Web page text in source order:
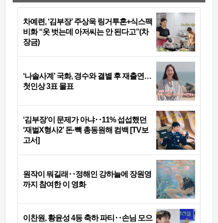
차예련, ‘김부장’ 주상욱 링거투혼+식스팩
비화 “옷 벗는데 아저씨는 안 된다고”(차
장금)
‘나솔사계’ 국화, 경수와 결별 후 재출연…
첫인상 3표 몰표
‘김부장’이 문제가 아냐‥11% 섭섭했던
‘재벌X형사2’ 돈·빽 총동원해 컴백 [TV보
고서]
원작이 뭐길래‥정해인 강하늘에 장원영
까지 참여한 이 영화
이찬원, 황윤성 4등 축하 파티‥손님 모으